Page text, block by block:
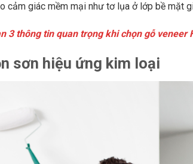
cảm giác mềm mại như tơ lụa ở lớp bề mặt
3 thông tin quan trọng khi chọn gỗ veneer
sơn hiệu ứng kim loại